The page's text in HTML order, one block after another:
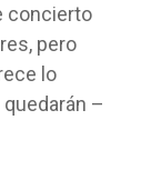
concierto
pero
lo
–